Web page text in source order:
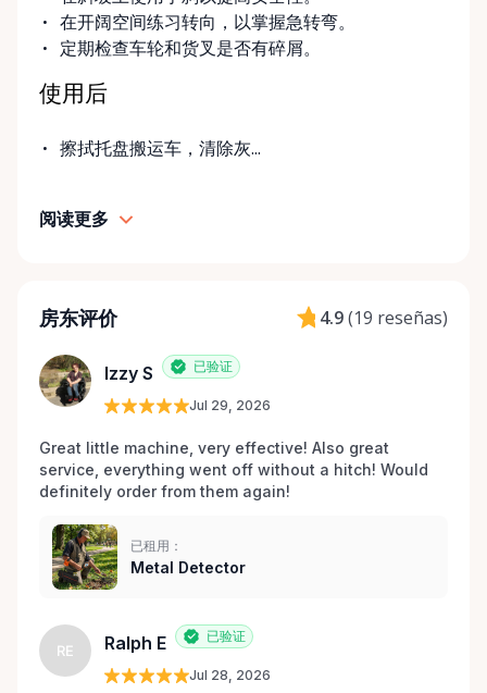
在开阔空间练习转向，以掌握急转弯。
定期检查车轮和货叉是否有碎屑。
使用后
擦拭托盘搬运车，清除灰...
阅读更多
房东评价 4.9(19 reseñas)
Izzy S 已验证
Jul 29, 2026
Great little machine, very effective! Also great
service, everything went off without a hitch! Would
definitely order from them again!
已租用：
Metal Detector
RE Ralph E 已验证
Jul 28, 2026